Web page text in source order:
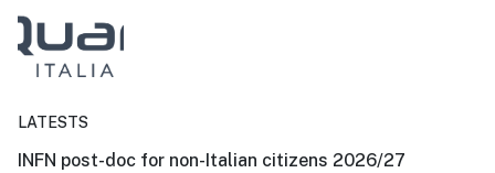
LATESTS
INFN post-doc for non-Italian citizens 2026/27